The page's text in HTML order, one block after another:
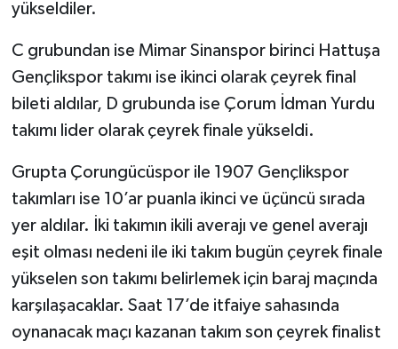
yükseldiler.
C grubundan ise Mimar Sinanspor birinci Hattuşa
Gençlikspor takımı ise ikinci olarak çeyrek final
bileti aldılar, D grubunda ise Çorum İdman Yurdu
takımı lider olarak çeyrek finale yükseldi.
Grupta Çorungücüspor ile 1907 Gençlikspor
takımları ise 10’ar puanla ikinci ve üçüncü sırada
yer aldılar. İki takımın ikili averajı ve genel averajı
eşit olması nedeni ile iki takım bugün çeyrek finale
yükselen son takımı belirlemek için baraj maçında
karşılaşacaklar. Saat 17’de itfaiye sahasında
oynanacak maçı kazanan takım son çeyrek finalist